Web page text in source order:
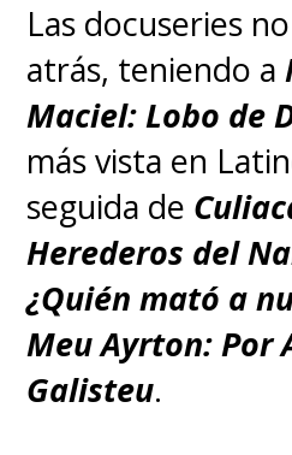
Las docuseries
atrás, teniendo a
Maciel: Lobo de
más vista en
seguida de
Herederos del
¿Quién mató a
Meu Ayrton: Por
Galisteu.